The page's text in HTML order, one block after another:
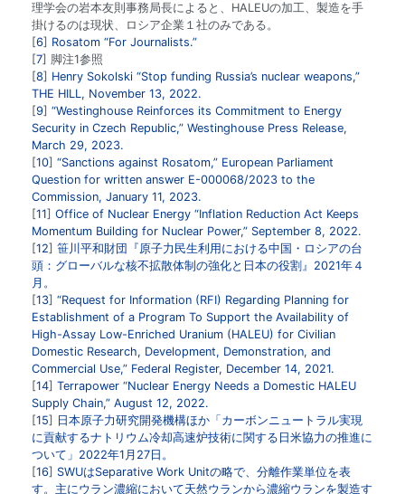
理学会の岩本友則事務局長によると、HALEUの加工、製造を手
掛けるのは現状、ロシア企業１社のみである。
6
Rosatom “For Journalists.”
7
脚注1参照
8
Henry Sokolski “Stop funding Russia’s nuclear weapons,”
THE HILL, November 13, 2022.
9 “Westinghouse Reinforces its Commitment to Energy
Security in Czech Republic,” Westinghouse Press Release,
March 29, 2023.
10 “Sanctions against Rosatom,” European Parliament
Question for written answer E-000068/2023 to the
Commission, January 11, 2023.
11
Office of Nuclear Energy “Inflation Reduction Act Keeps
Momentum Building for Nuclear Power,” September 8, 2022.
12
笹川平和財団『原子力民生利用における中国・ロシアの台
頭：グローバルな核不拡散体制の強化と日本の役割』2021年４
月。
13 “Request for Information (RFI) Regarding Planning for
Establishment of a Program To Support the Availability of
High-Assay Low-Enriched Uranium (HALEU) for Civilian
Domestic Research, Development, Demonstration, and
Commercial Use,” Federal Register, December 14, 2021.
14 Terrapower “Nuclear Energy Needs a Domestic HALEU
Supply Chain,” August 12, 2022.
15
日本原子力研究開発機構ほか「カーボンニュートラル実現
に貢献するナトリウム冷却高速炉技術に関する日米協力の推進に
ついて」2022年1月27日。
16
SWUはSeparative Work Unitの略で、分離作業単位を表
す。主にウラン濃縮において天然ウランから濃縮ウランを製造す